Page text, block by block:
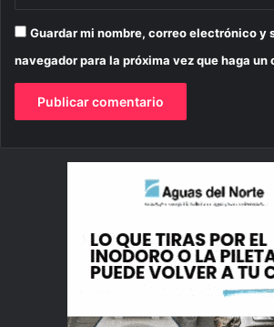
Guardar mi nombre, correo electrónico y
navegador para la próxima vez que haga un